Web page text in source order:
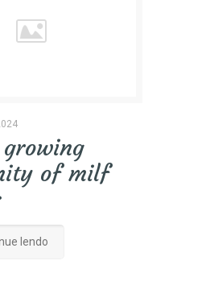
of milf
lendo